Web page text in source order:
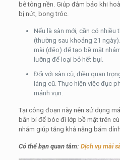
bê tông nền. Giúp đảm bảo khi
bị nứt, bong tróc.
Nếu là sàn mới, cần có
(thường sau khoảng 21
mài (đẽo) để tạo bề mặt
lưỡng để loại bỏ hết bụi.
Đối với sàn cũ, điều quan
láng cũ. Thực hiện việc đục
mảnh vụn.
Tại công đoạn này nên sử dụng
bắn bi để bóc đi lớp bề mặt trên
nhám giúp tăng khả năng bám
Có thể bạn quan tâm: Dịch vụ mài